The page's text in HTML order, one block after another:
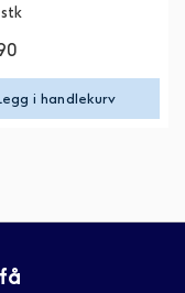
stk
i handlekurv